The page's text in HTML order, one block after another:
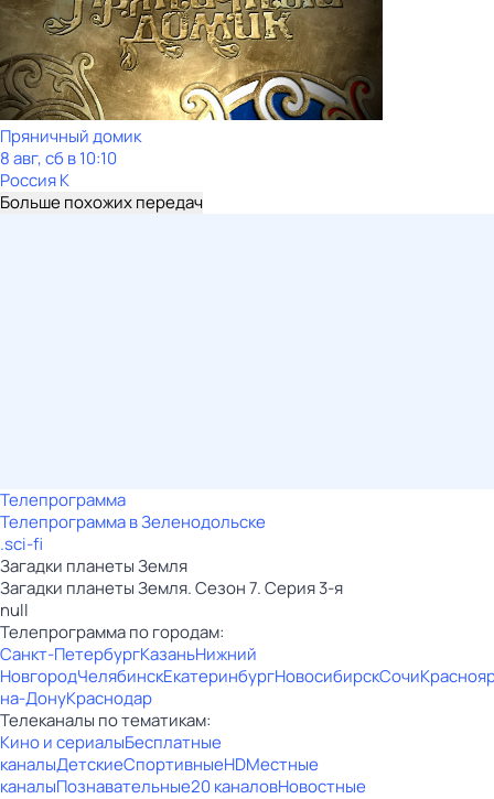
Пряничный домик
8 авг, сб в 10:10
Россия К
Больше похожих передач
Телепрограмма
Телепрограмма в Зеленодольске
.sci-fi
Загадки планеты Земля
Загадки планеты Земля. Сезон 7. Серия 3-я
null
Телепрограмма по городам:
Санкт-ПетербургКазаньНижний
НовгородЧелябинскЕкатеринбургНовосибирскСочи
на-ДонуКраснодар
Телеканалы по тематикам:
Кино и сериалыБесплатные
каналыДетскиеСпортивныеHDМестные
каналыПознавательные20 каналовНовостные